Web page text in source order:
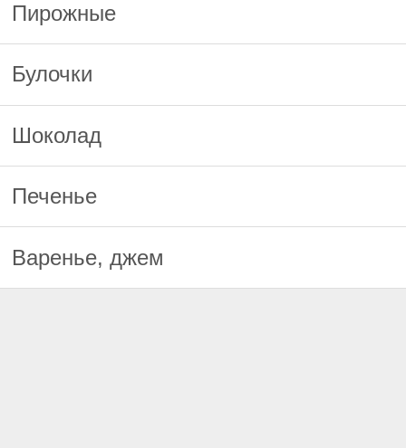
Пирожные
Булочки
Шоколад
Печенье
Варенье, джем